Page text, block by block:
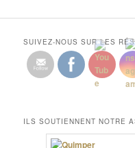
SUIVEZ-NOUS SUR LES
ILS SOUTIENNENT NOTRE